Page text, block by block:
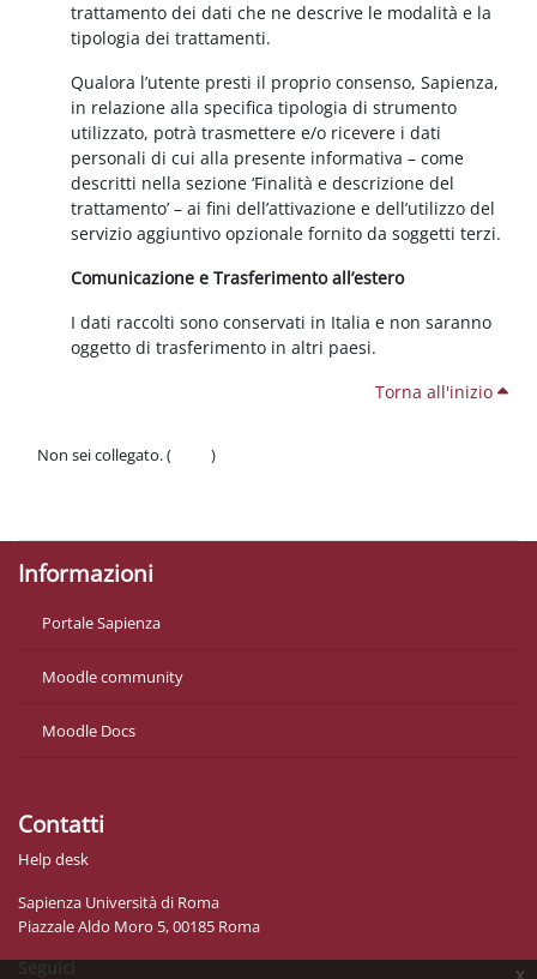
x
trattamento dei dati che ne descrive le modalità e la
tipologia dei trattamenti.
Qualora l’utente presti il proprio consenso, Sapienza,
in relazione alla specifica tipologia di strumento
utilizzato, potrà trasmettere e/o ricevere i dati
personali di cui alla presente informativa – come
descritti nella sezione ‘Finalità e descrizione del
trattamento’ – ai fini dell’attivazione e dell’utilizzo del
servizio aggiuntivo opzionale fornito da soggetti terzi.
Comunicazione e Trasferimento all’estero
I dati raccolti sono conservati in Italia e non saranno
oggetto di trasferimento in altri paesi.
Torna all'inizio
Non sei collegato. (
)
Informazioni
Portale Sapienza
Moodle community
Moodle Docs
Contatti
Help desk
Sapienza Università di Roma
Piazzale Aldo Moro 5, 00185 Roma
Seguici